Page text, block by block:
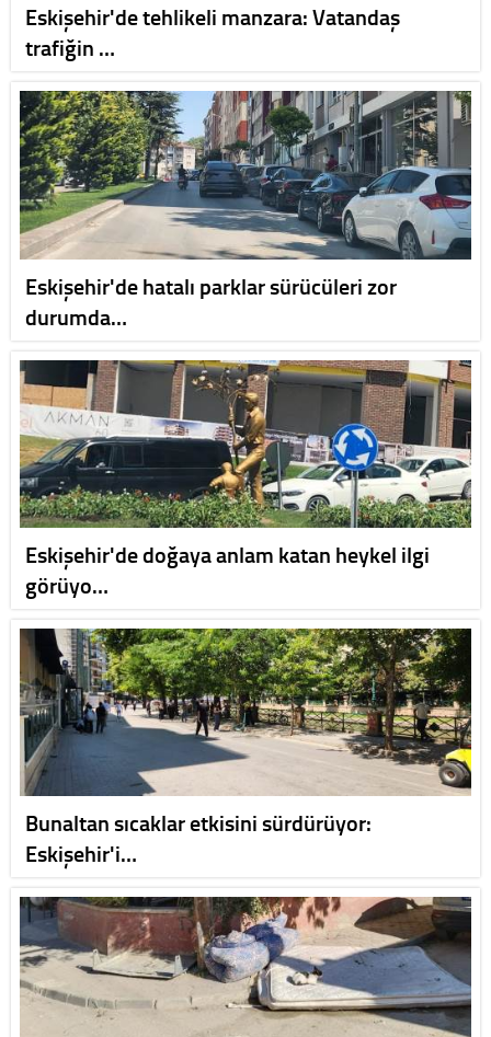
Eskişehir'de tehlikeli manzara: Vatandaş
trafiğin …
Eskişehir'de hatalı parklar sürücüleri zor
durumda…
Eskişehir'de doğaya anlam katan heykel ilgi
görüyo…
Bunaltan sıcaklar etkisini sürdürüyor:
Eskişehir'i…